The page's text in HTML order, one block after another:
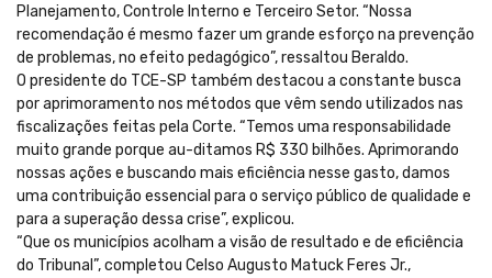
Planejamento, Controle Interno e Terceiro Setor. “Nossa
recomendação é mesmo fazer um grande esforço na prevenção
de problemas, no efeito pedagógico”, ressaltou Beraldo.
O presidente do TCE-SP também destacou a constante busca
por aprimoramento nos métodos que vêm sendo utilizados nas
fiscalizações feitas pela Corte. “Temos uma responsabilidade
muito grande porque au-ditamos R$ 330 bilhões. Aprimorando
nossas ações e buscando mais eficiência nesse gasto, damos
uma contribuição essencial para o serviço público de qualidade e
para a superação dessa crise”, explicou.
“Que os municípios acolham a visão de resultado e de eficiência
do Tribunal”, completou Celso Augusto Matuck Feres Jr.,